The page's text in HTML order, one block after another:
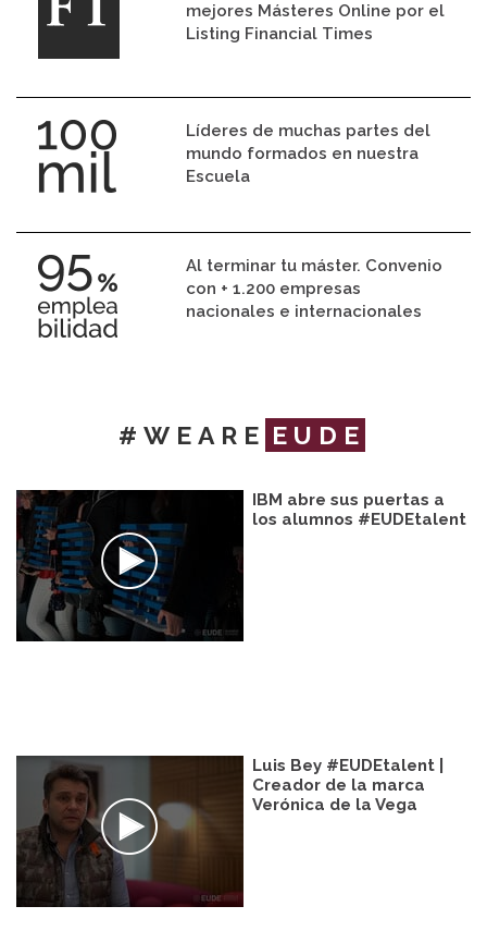
mejores Másteres Online por el
Listing Financial Times
Líderes de muchas partes del
mundo formados en nuestra
Escuela
Al terminar tu máster. Convenio
con + 1.200 empresas
nacionales e internacionales
#WEARE EUDE
IBM abre sus puertas a
los alumnos #EUDEtalent
Luis Bey #EUDEtalent |
Creador de la marca
Verónica de la Vega